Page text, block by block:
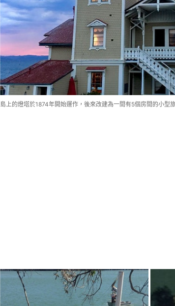
島上的燈塔於1874年開始運作，後來改建為一間有5個房間的小型